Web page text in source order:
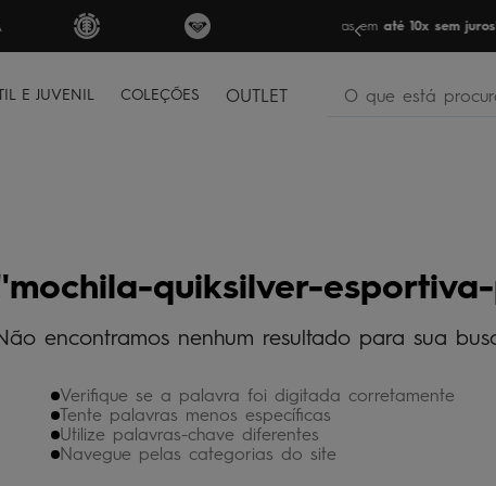
FRETE GRÁTIS
E JUVENIL COLEÇÕES OUTLET
O que está
mochila-quiksilver-
encontramos nenhum resultado para sua
Verifique se a palavra foi digitada corretamente
Tente palavras menos específicas
Utilize palavras-chave diferentes
Navegue pelas categorias do site
4º regata
5º bermuda
7º jaqueta
8º boardshort